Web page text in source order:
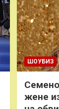
ШОУБИЗ
жене